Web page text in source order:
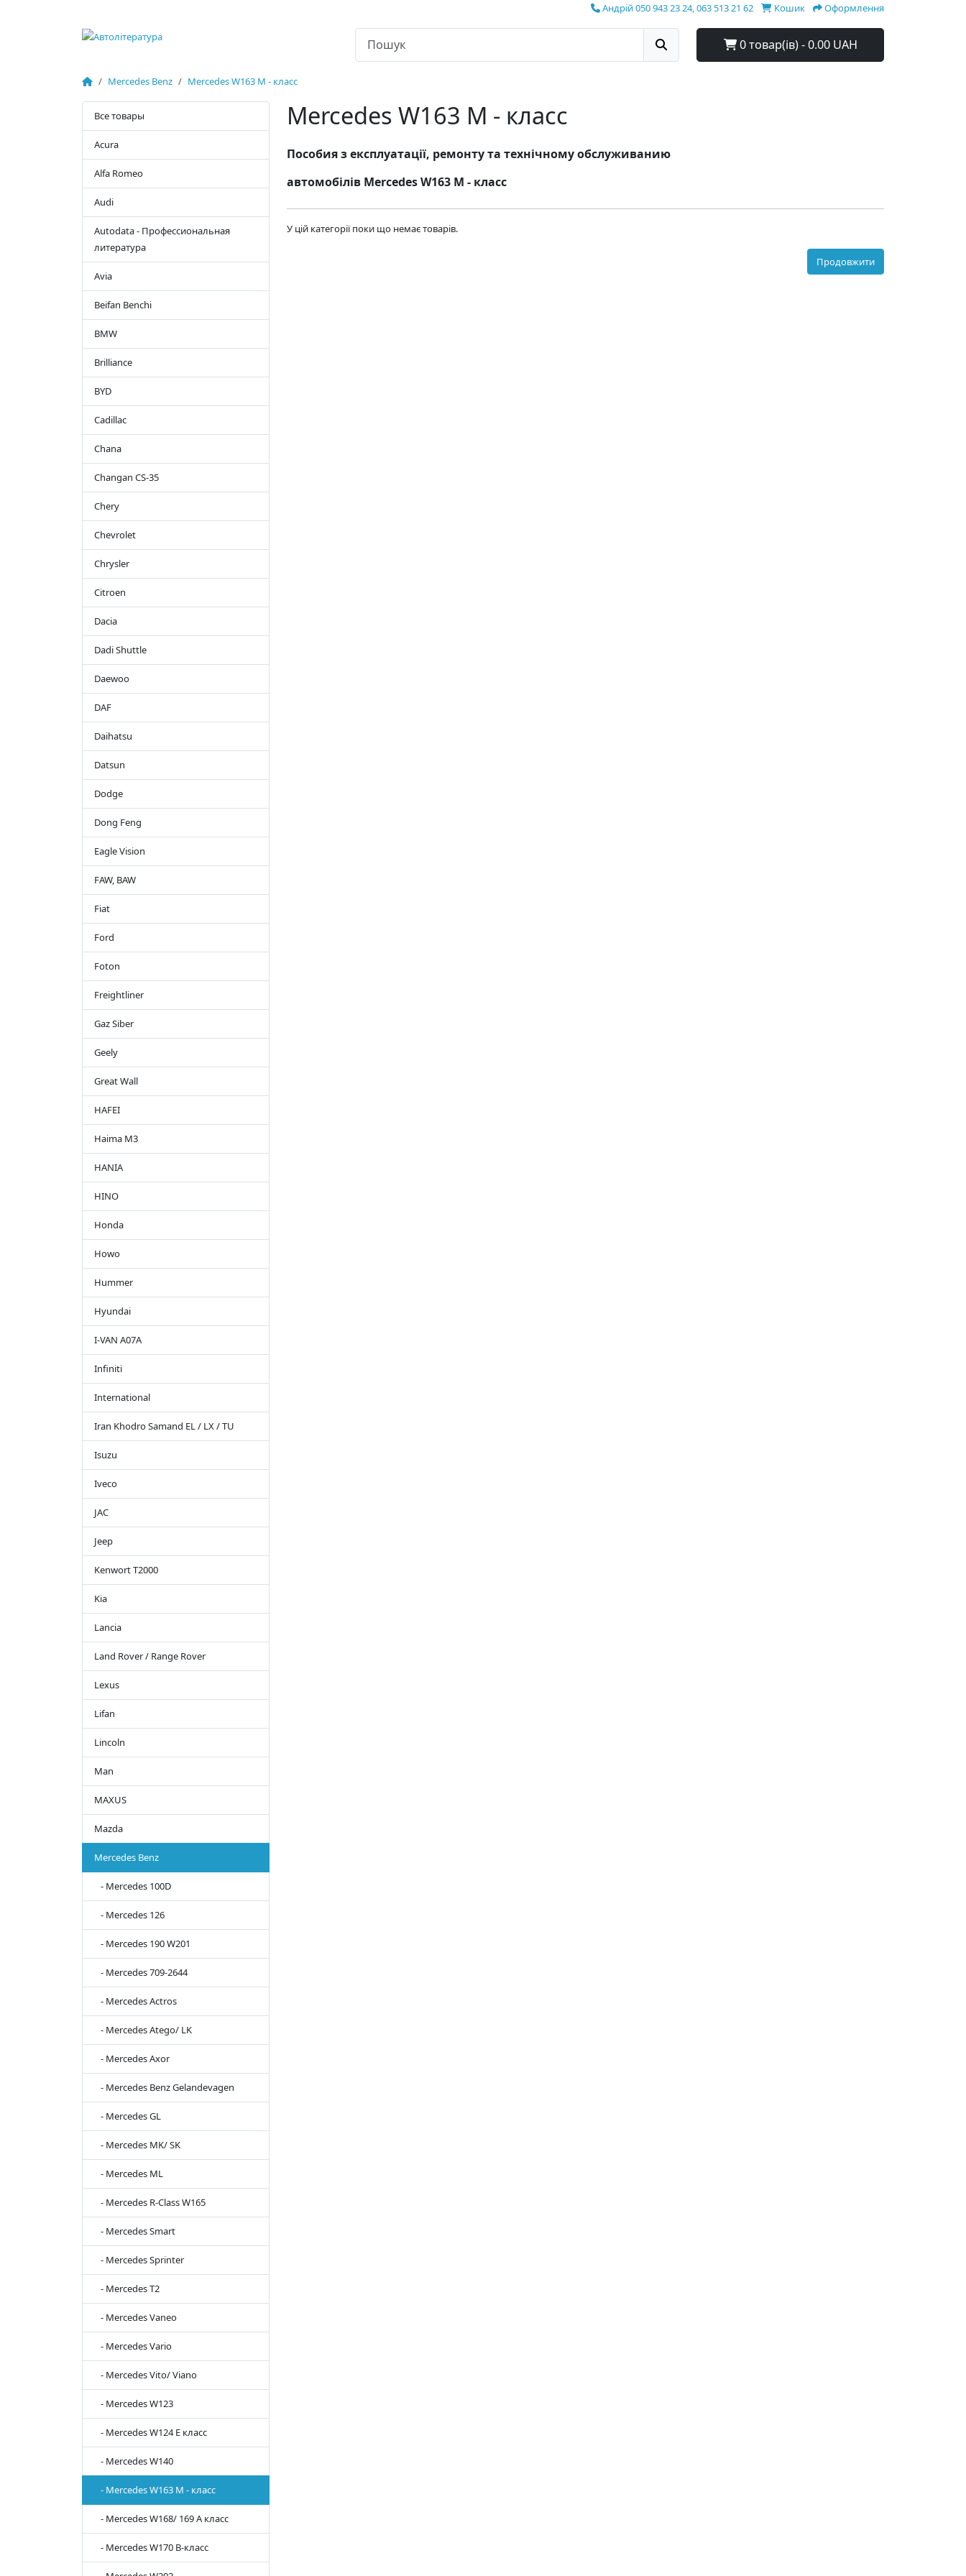
Андрій 050 943 23 24, 063 513 21 62 Кошик Оформлення
0 товар(ів) - 0.00 UAH
Mercedes Benz Mercedes W163 M - класс
Все товары
Acura
Alfa Romeo
Audi
Autodata - Профессиональная
литература
Avia
Beifan Benchi
BMW
Brilliance
BYD
Cadillac
Chana
Changan CS-35
Chery
Chevrolet
Chrysler
Citroen
Dacia
Dadi Shuttle
Daewoo
DAF
Daihatsu
Datsun
Dodge
Dong Feng
Eagle Vision
FAW, BAW
Fiat
Ford
Foton
Freightliner
Gaz Siber
Geely
Great Wall
HAFEI
Haima M3
HANIA
HINO
Honda
Howo
Hummer
Hyundai
I-VAN A07A
Infiniti
International
Iran Khodro Samand EL / LX / TU
Isuzu
Iveco
JAC
Jeep
Kenwort T2000
Kia
Lancia
Land Rover / Range Rover
Lexus
Lifan
Lincoln
Man
MAXUS
Mazda
Mercedes Benz
- Mercedes 100D
- Mercedes 126
- Mercedes 190 W201
- Mercedes 709-2644
- Mercedes Actros
- Mercedes Atego/ LK
- Mercedes Axor
- Mercedes Benz Gelandevagen
- Mercedes GL
- Mercedes MK/ SK
- Mercedes ML
- Mercedes R-Class W165
- Mercedes Smart
- Mercedes Sprinter
- Mercedes T2
- Mercedes Vaneo
- Mercedes Vario
- Mercedes Vito/ Viano
- Mercedes W123
- Mercedes W124 E класс
- Mercedes W140
- Mercedes W163 M - класс
- Mercedes W168/ 169 A класс
- Mercedes W170 B-класс
Mercedes W163 M - класс
Пособия з експлуатації, ремонту та технічному обслуживанию
автомобілів Mercedes W163 M - класс
У цій категорії поки що немає товарів.
Продовжити